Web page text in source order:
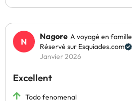
Nagore A voyagé en famille
Réservé sur Esquiades.com
Janvier 2026
Excellent
Todo fenomenal